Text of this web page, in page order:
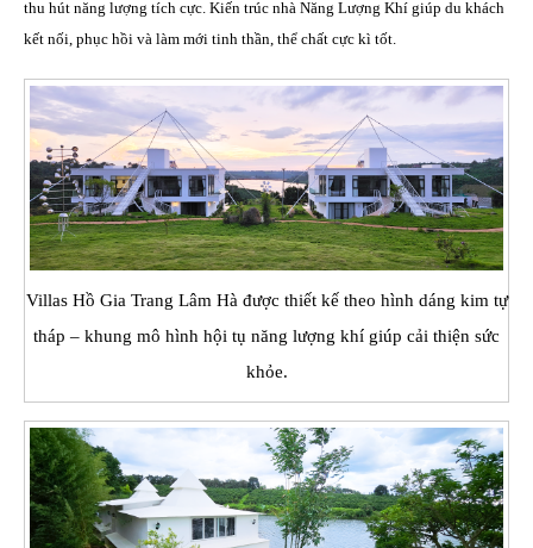
thu hút năng lượng tích cực. Kiến trúc nhà Năng Lượng Khí giúp du khách
kết nối, phục hồi và làm mới tinh thần, thể chất cực kì tốt.
Villas Hồ Gia Trang Lâm Hà được thiết kế theo hình dáng kim tự
tháp – khung mô hình hội tụ năng lượng khí giúp cải thiện sức
khỏe.